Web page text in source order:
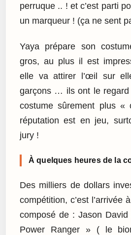
perruque .. ! et c’est parti
un marqueur ! (ça ne sent
Yaya prépare son
gros, au plus il est
elle va attirer l’œil sur
garçons … ils ont le regard
costume sûrement plus
réputation est en jeu,
jury !
À quelques heures de la
Des milliers de dollars
compétition, c’est l’arrivée
composé de : Jason
Power Ranger » ( le